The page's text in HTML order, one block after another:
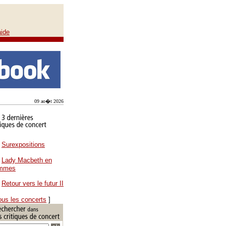
09 ao�t 2026
Surexpositions
Lady Macbeth en
Retour vers le futur II
les concerts ]